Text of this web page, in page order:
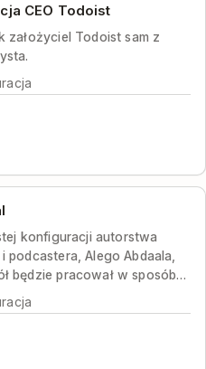
CEO Todoist
założyciel Todoist sam z
konfiguracji autorstwa
podcastera, Alego Abdaala,
będzie pracował w sposób
i produktywny, przy
przejrzystości w kwestii
stresie.